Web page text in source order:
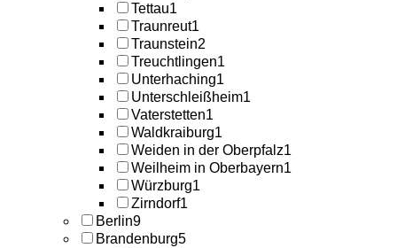
Tettau1
Traunreut1
Traunstein2
Treuchtlingen1
Unterhaching1
Unterschleißheim1
Vaterstetten1
Waldkraiburg1
Weiden in der Oberpfalz1
Weilheim in Oberbayern1
Würzburg1
Zirndorf1
Berlin9
Brandenburg5